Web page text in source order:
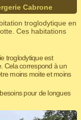
Cabrone
troglodytique en
Ces habitations
troglodytique est
Cela correspond à un
moins moite et moins
pour de longues